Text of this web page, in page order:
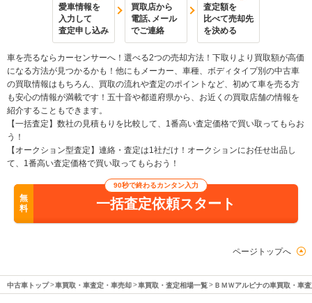
愛車情報を
入力して
査定申し込み
買取店から
電話､メール
でご連絡
査定額を
比べて売却先
を決める
車を売るならカーセンサーへ！選べる2つの売却方法！下取りより買取額が高価
になる方法が見つかるかも！他にもメーカー、車種、ボディタイプ別の中古車
の買取情報はもちろん、買取の流れや査定のポイントなど、初めて車を売る方
も安心の情報が満載です！五十音や都道府県から、お近くの買取店舗の情報を
紹介することもできます。
【一括査定】数社の見積もりを比較して、1番高い査定価格で買い取ってもらお
う！
【オークション型査定】連絡・査定は1社だけ！オークションにお任せ出品し
て、1番高い査定価格で買い取ってもらおう！
無
料
90秒で終わるカンタン入力
一括査定依頼スタート
ページトップへ
中古車トップ 車買取・車査定・車売却 車買取・査定相場一覧 ＢＭＷアルピナの車買取・車